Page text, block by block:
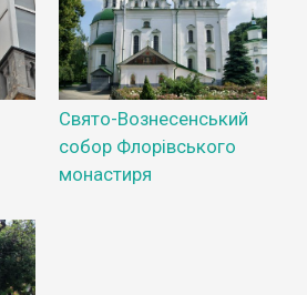
Свято-Вознесенський
собор Флорівського
монастиря